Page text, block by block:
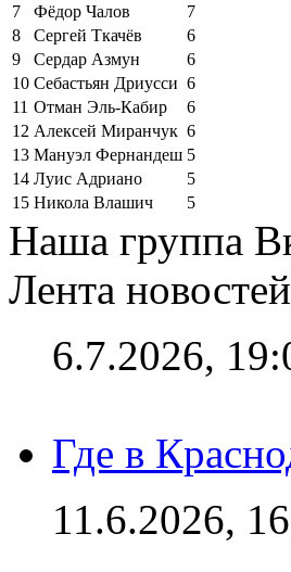
7
Фёдор Чалов
7
8
Сергей Ткачёв
6
9
Сердар Азмун
6
10 Себастьян Дриусси 6
11 Отман Эль-Кабир
6
12 Алексей Миранчук 6
13 Мануэл Фернандеш 5
14 Луис Адриано
5
15 Никола Влашич 5
Наша группа
Лента
6.7.2026,
Где в
11.6.2026,